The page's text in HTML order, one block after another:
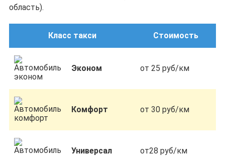
область).
Класс такси Стоимость
Эконом от 25 руб/км
Комфорт от 30 руб/км
Универсал от28 руб/км